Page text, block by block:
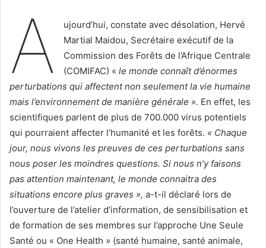
A
ujourd’hui, constate avec désolation, Hervé
Martial Maidou, Secrétaire exécutif de la
Commission des Forêts de l’Afrique Centrale
(COMIFAC) « le monde connaît d’énormes
perturbations qui affectent non seulement la vie humaine
mais l’environnement de manière générale ». En effet, les
scientifiques parlent de plus de 700.000 virus potentiels
qui pourraient affecter l’humanité et les forêts. « Chaque
jour, nous vivons les preuves de ces perturbations sans
nous poser les moindres questions. Si nous n’y faisons
pas attention maintenant, le monde connaitra des
situations encore plus graves », a-t-il déclaré lors de
l’ouverture de l’atelier d’information, de sensibilisation et
de formation de ses membres sur l’approche Une Seule
Santé ou « One Health » (santé humaine, santé animale,